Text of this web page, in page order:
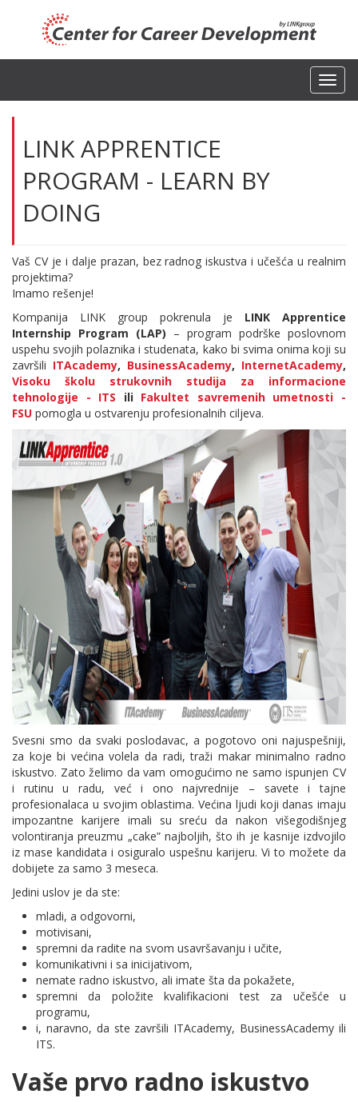
LINK APPRENTICE
PROGRAM - LEARN BY
DOING
Vaš CV je i dalje prazan, bez radnog iskustva i učešća u realnim
projektima?
Imamo rešenje!
Kompanija LINK group pokrenula je LINK Apprentice
Internship Program (LAP) – program podrške poslovnom
uspehu svojih polaznika i studenata, kako bi svima onima koji su
završili ITAcademy, BusinessAcademy, InternetAcademy,
Visoku školu strukovnih studija za informacione
tehnologije - ITS ili Fakultet savremenih umetnosti -
FSU pomogla u ostvarenju profesionalnih ciljeva.
Svesni smo da svaki poslodavac, a pogotovo oni najuspešniji,
za koje bi većina volela da radi, traži makar minimalno radno
iskustvo. Zato želimo da vam omogućimo ne samo ispunjen CV
i rutinu u radu, već i ono najvrednije – savete i tajne
profesionalaca u svojim oblastima. Većina ljudi koji danas imaju
impozantne karijere imali su sreću da nakon višegodišnjeg
volontiranja preuzmu „cake” najboljih, što ih je kasnije izdvojilo
iz mase kandidata i osiguralo uspešnu karijeru. Vi to možete da
dobijete za samo 3 meseca.
Jedini uslov je da ste:
mladi, a odgovorni,
motivisani,
spremni da radite na svom usavršavanju i učite,
komunikativni i sa inicijativom,
nemate radno iskustvo, ali imate šta da pokažete,
spremni da položite kvalifikacioni test za učešće u
programu,
i, naravno, da ste završili ITAcademy, BusinessAcademy ili
ITS.
Vaše prvo radno iskustvo